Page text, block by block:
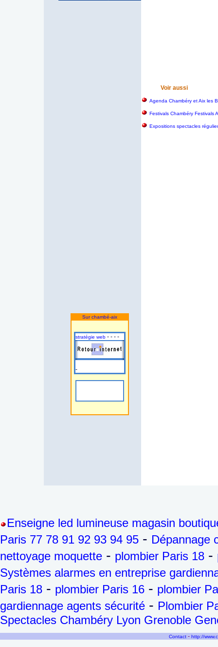
Sur chambé-aix
stratégie web - - - -
-
Voir aussi
Agenda Chambéry et Aix les
Festivals Chambéry Festivals
Expositions spectacles
Enseigne led lumineuse magasin
Paris 77 78 91 92 93 94 95 - Dépannage
nettoyage moquette - plombier Paris 18 -
Systèmes alarmes en entreprise
Paris 18 - plombier Paris 16 - plombier
gardiennage agents sécurité - Plombier
Spectacles Chambéry Lyon Grenoble
Contact - http://